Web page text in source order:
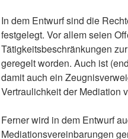
In dem Entwurf sind die
festgelegt. Vor allem seien
Tätigkeitsbeschränkungen
geregelt worden. Auch ist
damit auch ein
Vertraulichkeit der Mediation
Ferner wird in dem Entwurf
Mediationsvereinbarungen